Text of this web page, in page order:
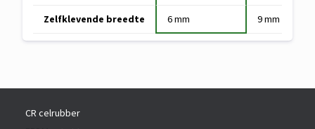
PVC
haspel
i
c
a
z
Zelfklevende breedte 6 mm 9 mm
CR celrubber